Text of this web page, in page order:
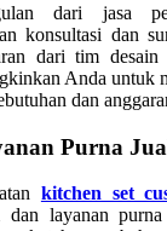
dari jasa
konsultasi dan
dari tim
Anda untuk
dan
Purna
kitchen set
dan layanan